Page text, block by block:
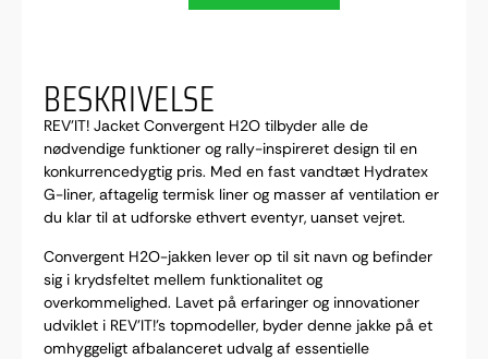
BESKRIVELSE
REV’IT! Jacket Convergent H2O tilbyder alle de
nødvendige funktioner og rally-inspireret design til en
konkurrencedygtig pris. Med en fast vandtæt Hydratex
G-liner, aftagelig termisk liner og masser af ventilation er
du klar til at udforske ethvert eventyr, uanset vejret.
Convergent H2O-jakken lever op til sit navn og befinder
sig i krydsfeltet mellem funktionalitet og
overkommelighed. Lavet på erfaringer og innovationer
udviklet i REV’IT!’s topmodeller, byder denne jakke på et
omhyggeligt afbalanceret udvalg af essentielle